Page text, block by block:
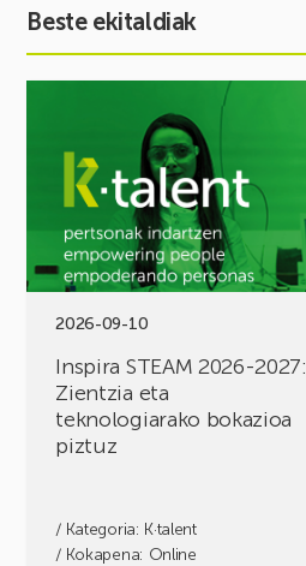
Beste ekitaldiak
2026-09-10
Inspira STEAM 2026-2027:
Zientzia eta
teknologiarako bokazioa
piztuz
/ Kategoria: K·talent
/ Kokapena: Online
STEAM
Zientzia
eta
teknologiarako
bokazioa